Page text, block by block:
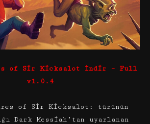
of Sir Kicksalot İndir – Full
v1.0.4
of Sir Kicksalot: türünün
Dark Messiah’tan uyarlanan